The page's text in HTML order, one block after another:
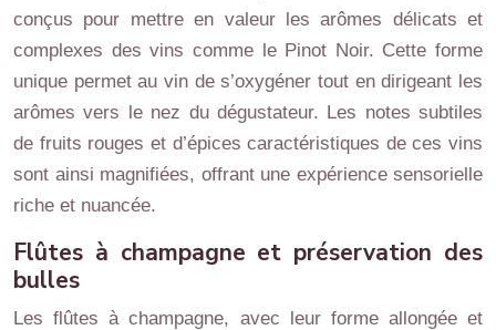
conçus pour mettre en valeur les arômes délicats et
complexes des vins comme le Pinot Noir. Cette forme
unique permet au vin de s’oxygéner tout en dirigeant les
arômes vers le nez du dégustateur. Les notes subtiles
de fruits rouges et d’épices caractéristiques de ces vins
sont ainsi magnifiées, offrant une expérience sensorielle
riche et nuancée.
Flûtes à champagne et préservation des
bulles
Les flûtes à champagne, avec leur forme allongée et